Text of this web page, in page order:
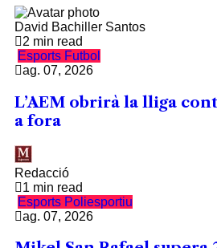
David Bachiller Santos
2 min read
Esports Futbol
ag. 07, 2026
L’AEM obrirà la lliga
a fora
Redacció
1 min read
Esports Poliesportiu
ag. 07, 2026